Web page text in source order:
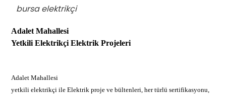
bursa elektrikçi
Adalet Mahallesi
Yetkili ElektrikçiElektrik Projeleri
Adalet Mahallesi
yetkili elektrikçi ile Elektrik proje ve bültenleri, her türlü sertifikasyonu,